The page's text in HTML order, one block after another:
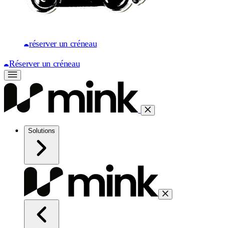
réserver un créneau
Réserver un créneau
Solutions